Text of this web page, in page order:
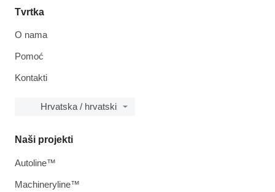
Tvrtka
O nama
Pomoć
Kontakti
Hrvatska / hrvatski
Naši projekti
Autoline™
Machineryline™